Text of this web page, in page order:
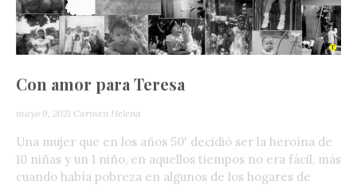
Con amor para Teresa
mayo 9, 2021 Carmen Helena
Una mujer que en los años 50' decidió ser la heroína de
10 niñas y un 1 niño, en aquellos tiempos no era fácil, más
cuando había pobreza en algunos de los hogares de